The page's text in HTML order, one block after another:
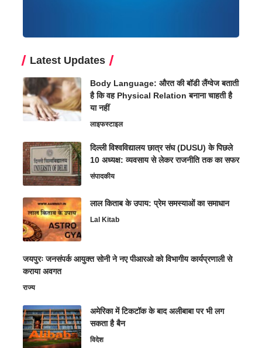
Latest Updates
Body Language: औरत की बॉडी लैंग्वेज बताती
है कि वह Physical Relation बनाना चाहती है
या नहीं
लाइफस्टाइल
दिल्ली विश्वविद्यालय छात्र संघ (DUSU) के पिछले
10 अध्यक्ष: व्यवसाय से लेकर राजनीति तक का सफर
संपादकीय
लाल किताब के उपाय: प्रेम समस्याओं का समाधान
Lal Kitab
जयपुरः जनसंपर्क आयुक्त सोनी ने नए पीआरओ को विभागीय कार्यप्रणाली से
कराया अवगत
राज्य
अमेरिका में टिकटॉक के बाद अलीबाबा पर भी लग
सकता है बैन
विदेश